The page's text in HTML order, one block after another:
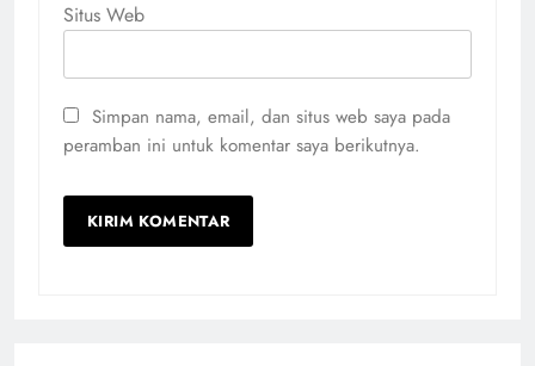
Situs Web
Simpan nama, email, dan situs web saya pada
peramban ini untuk komentar saya berikutnya.